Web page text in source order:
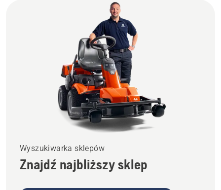
Wyszukiwarka sklepów
Znajdź najbliższy sklep